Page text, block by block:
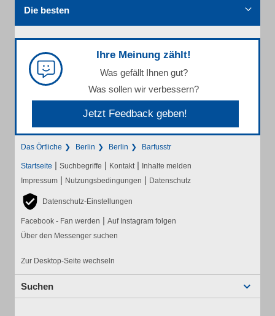
Die besten
Ihre Meinung zählt!
Was gefällt Ihnen gut?
Was sollen wir verbessern?
Jetzt Feedback geben!
Das Örtliche Berlin Berlin Barfusstr
Startseite | Suchbegriffe | Kontakt | Inhalte melden
Impressum | Nutzungsbedingungen | Datenschutz
Datenschutz-Einstellungen
Facebook - Fan werden | Auf Instagram folgen
Über den Messenger suchen
Zur Desktop-Seite wechseln
Suchen